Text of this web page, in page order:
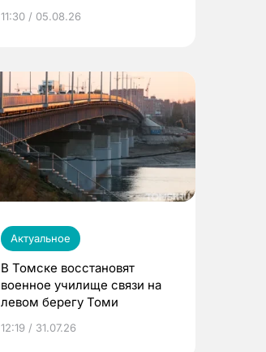
11:30 / 05.08.26
Актуальное
В Томске восстановят
военное училище связи на
левом берегу Томи
12:19 / 31.07.26